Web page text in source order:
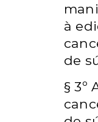
à
de
§ 3º